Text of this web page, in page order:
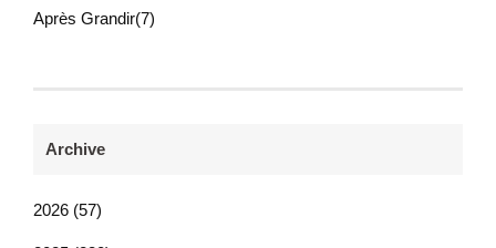
Après Grandir(7)
Archive
2026 (57)